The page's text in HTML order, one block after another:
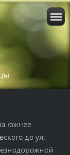
южнее
до ул.